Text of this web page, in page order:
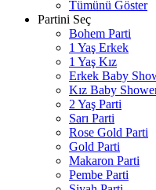
Tümünü Göster
Partini Seç
Bohem Parti
1 Yaş Erkek
1 Yaş Kız
Erkek Baby
Kız Baby
2 Yaş Parti
Sarı Parti
Rose Gold Parti
Gold Parti
Makaron Parti
Pembe Parti